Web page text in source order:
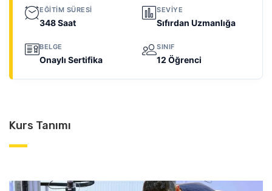
EĞITIM SÜRESI
348 Saat
SEVIYE
Sıfırdan Uzmanlığa
BELGE
Onaylı Sertifika
SINIF
12 Öğrenci
Kurs Tanımı